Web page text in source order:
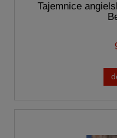
Tajemnice